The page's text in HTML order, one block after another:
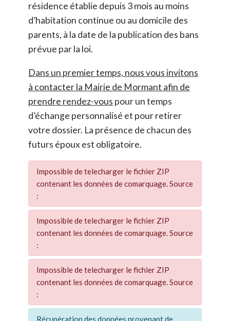
résidence établie depuis 3 mois au moins
d’habitation continue ou au domicile des
parents, à la date de la publication des bans
prévue par la loi.
Dans un premier temps, nous vous invitons
à contacter la Mairie de Mormant afin de
prendre rendez-vous pour un temps
d’échange personnalisé et pour retirer
votre dossier. La présence de chacun des
futurs époux est obligatoire.
Impossible de telecharger le fichier ZIP
contenant les données de comarquage. Source
:
Impossible de telecharger le fichier ZIP
contenant les données de comarquage. Source
:
Impossible de telecharger le fichier ZIP
contenant les données de comarquage. Source
:
Récupération des données provenant de